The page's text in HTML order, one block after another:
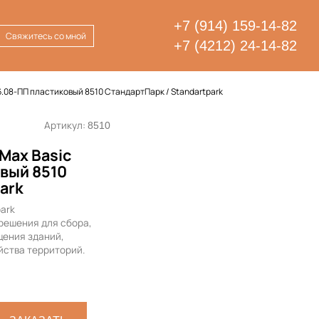
+7 (914) 159-14-82
+7 (4212) 24-14-82
Свяжитесь со мной
ПП пластиковый 8510 СтандартПарк / Standartpark
Артикул: 8510
Basic
8510
для сбора,
зданий,
территорий.